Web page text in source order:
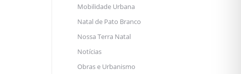
Mobilidade Urbana
Natal de Pato Branco
Nossa Terra Natal
Notícias
Obras e Urbanismo